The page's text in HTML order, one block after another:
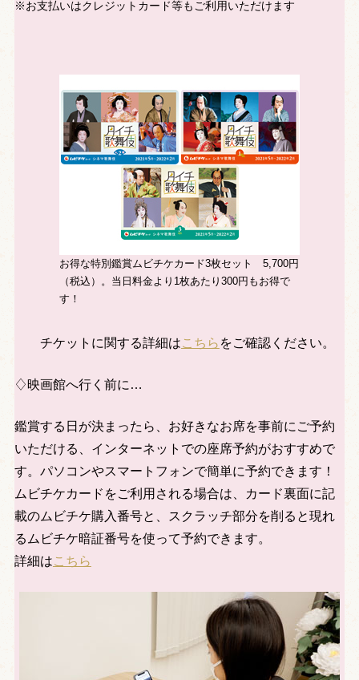
※お支払いはクレジットカード等もご利用いただけます
お得な特別鑑賞ムビチケカード3枚セット 5,700円
（税込）。当日料金より1枚あたり300円もお得で
す！
チケットに関する詳細はこちら をご確認ください。
♢映画館へ行く前に…
鑑賞する日が決まったら、お好きなお席を事前にご予約
いただける、インターネットでの座席予約がおすすめで
す。パソコンやスマートフォンで簡単に予約できます！
ムビチケカードをご利用される場合は、カード裏面に記
載のムビチケ購入番号と、スクラッチ部分を削ると現れ
るムビチケ暗証番号を使って予約できます。
詳細はこちら